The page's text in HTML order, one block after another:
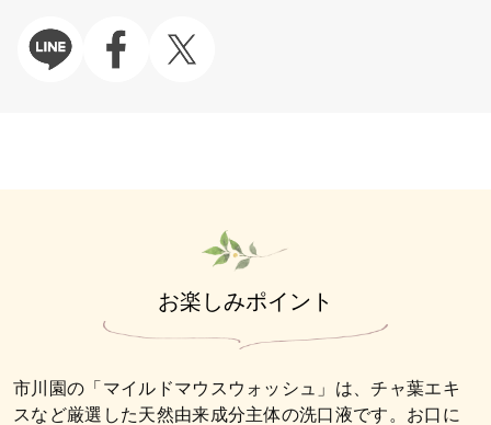
お楽しみポイント
市川園の「マイルドマウスウォッシュ」は、チャ葉エキ
スなど厳選した天然由来成分主体の洗口液です。お口に